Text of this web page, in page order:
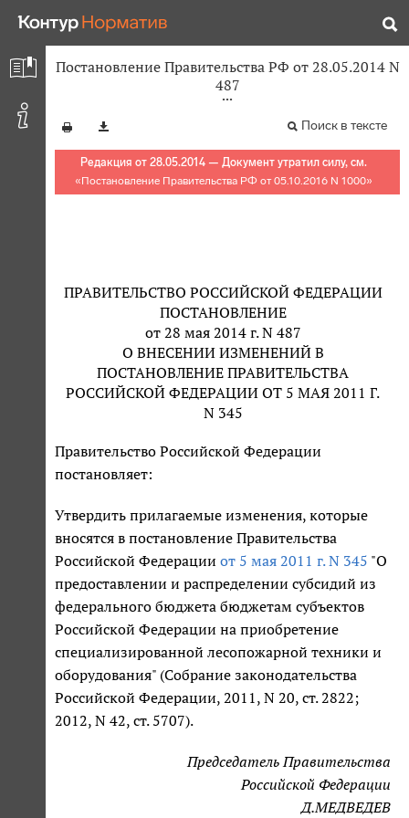
Постановление Правительства РФ от 28.05.2014 N
487
Поиск в тексте
Редакция от 28.05.2014 — Документ утратил силу, см.
«Постановление Правительства РФ от 05.10.2016 N 1000»
ПРАВИТЕЛЬСТВО РОССИЙСКОЙ ФЕДЕРАЦИИ
ПОСТАНОВЛЕНИЕ
от 28 мая 2014 г. N 487
О ВНЕСЕНИИ ИЗМЕНЕНИЙ В
ПОСТАНОВЛЕНИЕ ПРАВИТЕЛЬСТВА
РОССИЙСКОЙ ФЕДЕРАЦИИ ОТ 5 МАЯ 2011 Г.
N 345
Правительство Российской Федерации
постановляет:
Утвердить прилагаемые изменения, которые
вносятся в постановление Правительства
Российской Федерации от 5 мая 2011 г. N 345 "О
предоставлении и распределении субсидий из
федерального бюджета бюджетам субъектов
Российской Федерации на приобретение
специализированной лесопожарной техники и
оборудования" (Собрание законодательства
Российской Федерации, 2011, N 20, ст. 2822;
2012, N 42, ст. 5707).
Председатель Правительства
Российской Федерации
Д.МЕДВЕДЕВ